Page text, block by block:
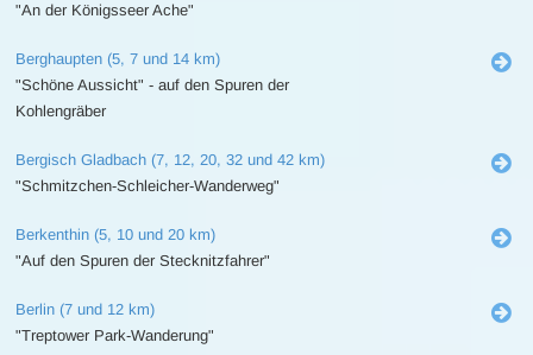
"An der Königsseer Ache"
Berghaupten (5, 7 und 14 km)
"Schöne Aussicht" - auf den Spuren der
Kohlengräber
Bergisch Gladbach (7, 12, 20, 32 und 42 km)
"Schmitzchen-Schleicher-Wanderweg"
Berkenthin (5, 10 und 20 km)
"Auf den Spuren der Stecknitzfahrer"
Berlin (7 und 12 km)
"Treptower Park-Wanderung"